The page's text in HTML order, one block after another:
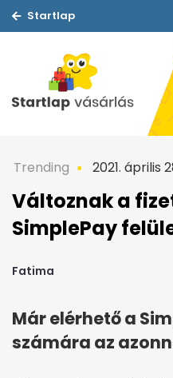
Startlap
Trending 2021. április
Változnak a
SimplePay
Fatima
Már elérhető a
számára az